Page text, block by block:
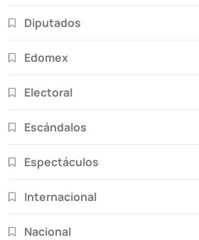
Diputados
Edomex
Electoral
Escándalos
Espectáculos
Internacional
Nacional